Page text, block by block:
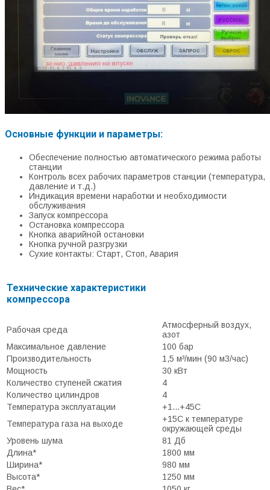
Основные функции и параметры:
Обеспечение полностью автоматического режима работы
станции
Контроль всех рабочих параметров станции (температура,
давление и т.д.)
Индикация времени наработки и необходимости
обслуживания
Запуск компрессора
Остановка компрессора
Кнопка аварийной остановки
Кнопка ручной разгрузки
Сухие контакты: Старт, Стоп, Авария
Технические характеристики
компрессора
Рабочая среда
Атмосферный воздух,
азот
Максимальное давление
100 бар
Производительность
1,5 м³/мин (90 м3/час)
Мощность
30 кВт
Количество ступеней сжатия
4
Количество цилиндров
4
Температура эксплуатации
+1...+45С
Температура газа на выходе
+15С к температуре
окружающей среды
Уровень шума
81 Дб
Длина*
1800 мм
Ширина*
980 мм
Высота*
1250 мм